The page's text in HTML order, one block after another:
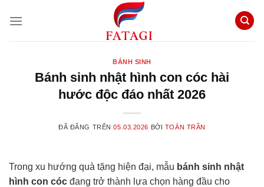
đến
BÁNH SINH
Bánh sinh nhật hình con cóc hài
hước độc đáo nhất 2026
ĐÃ ĐĂNG TRÊN05.03.2026 BỞI TOÀN TRẦN
Trong xu hướng quà tặng hiện đại, mẫu bánh sinh nhật
hình con cóc đang trở thành lựa chọn hàng đầu cho